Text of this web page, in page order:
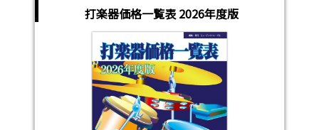
打楽器価格一覧表 2026年度版